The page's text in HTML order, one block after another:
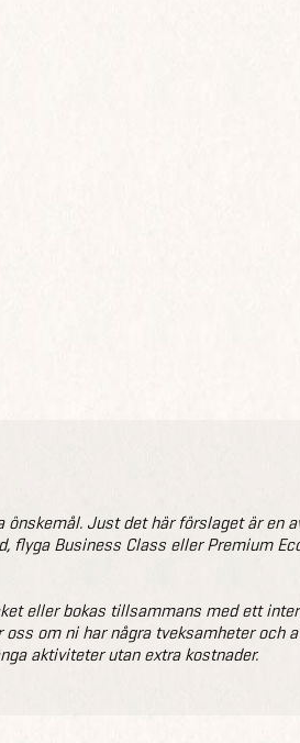
önskemål. Just det här förslaget är
flyga Business Class eller Premium
eller bokas tillsammans med ett
om ni har några tveksamheter och
aktiviteter utan extra kostnader.